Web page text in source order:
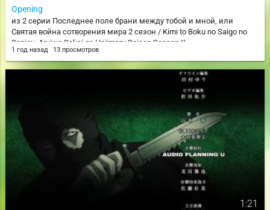
Opening
из 2 серии Последнее поле брани между тобой и мной, или
Святая война сотворения мира 2 сезон / Kimi to Boku no Saigo no
Senjou, Aruiwa Sekai ga Hajimaru Seisen Season II
1 год назад 13 просмотров
1:21